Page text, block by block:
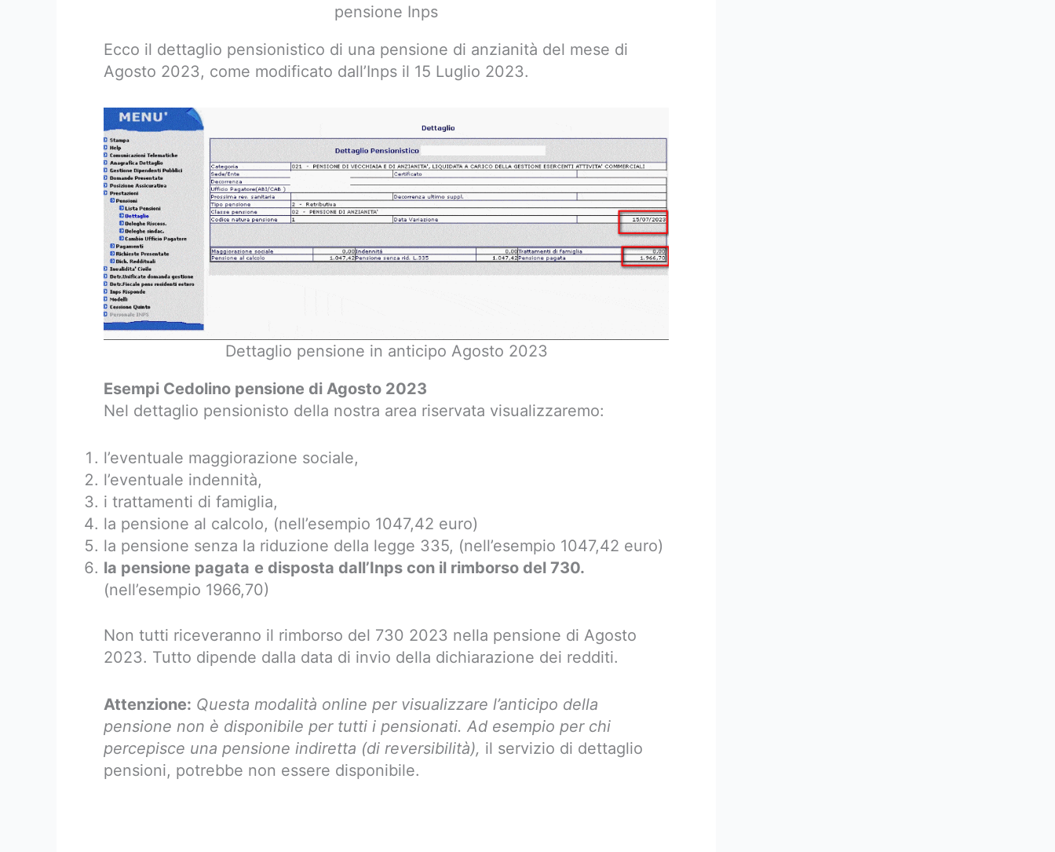
pensione Inps
Ecco il dettaglio pensionistico di una pensione di anzianità del mese di
Agosto 2023, come modificato dall’Inps il 15 Luglio 2023.
Dettaglio pensione in anticipo Agosto 2023
Esempi Cedolino pensione di Agosto 2023
Nel dettaglio pensionisto della nostra area riservata visualizzaremo:
l’eventuale maggiorazione sociale,
l’eventuale indennità,
i trattamenti di famiglia,
la pensione al calcolo, (nell’esempio 1047,42 euro)
la pensione senza la riduzione della legge 335, (nell’esempio 1047,42 euro)
la pensione pagata e disposta dall’Inps con il rimborso del 730.
(nell’esempio 1966,70)
Non tutti riceveranno il rimborso del 730 2023 nella pensione di Agosto
2023. Tutto dipende dalla data di invio della dichiarazione dei redditi.
Attenzione: Questa modalità online per visualizzare l’anticipo della
pensione non è disponibile per tutti i pensionati. Ad esempio per chi
percepisce una pensione indiretta (di reversibilità), il servizio di dettaglio
pensioni, potrebbe non essere disponibile.